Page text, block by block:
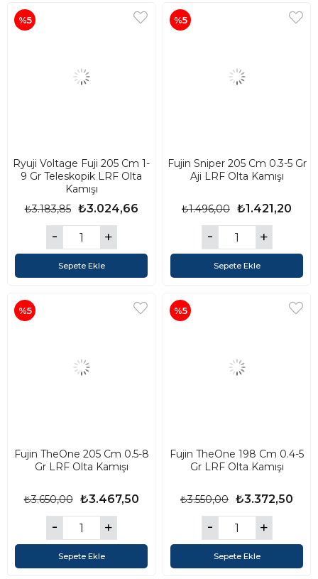
Ryuji Voltage Fuji 205 Cm 1-
9 Gr Teleskopik LRF Olta
Kamışı
₺3.024,66
₺3.183,85
Sepete Ekle
%5
Fujin Sniper 205 Cm 0.3-5 Gr
Aji LRF Olta Kamışı
₺1.421,20
₺1.496,00
Sepete Ekle
%5
Fujin TheOne 205 Cm 0.5-8
Gr LRF Olta Kamışı
₺3.467,50
₺3.650,00
Sepete Ekle
%5
Fujin TheOne 198 Cm 0.4-5
Gr LRF Olta Kamışı
₺3.372,50
₺3.550,00
Sepete Ekle
%5